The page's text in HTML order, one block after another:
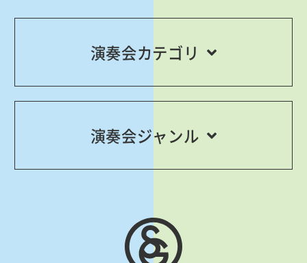
演奏会カテゴリ
演奏会ジャンル